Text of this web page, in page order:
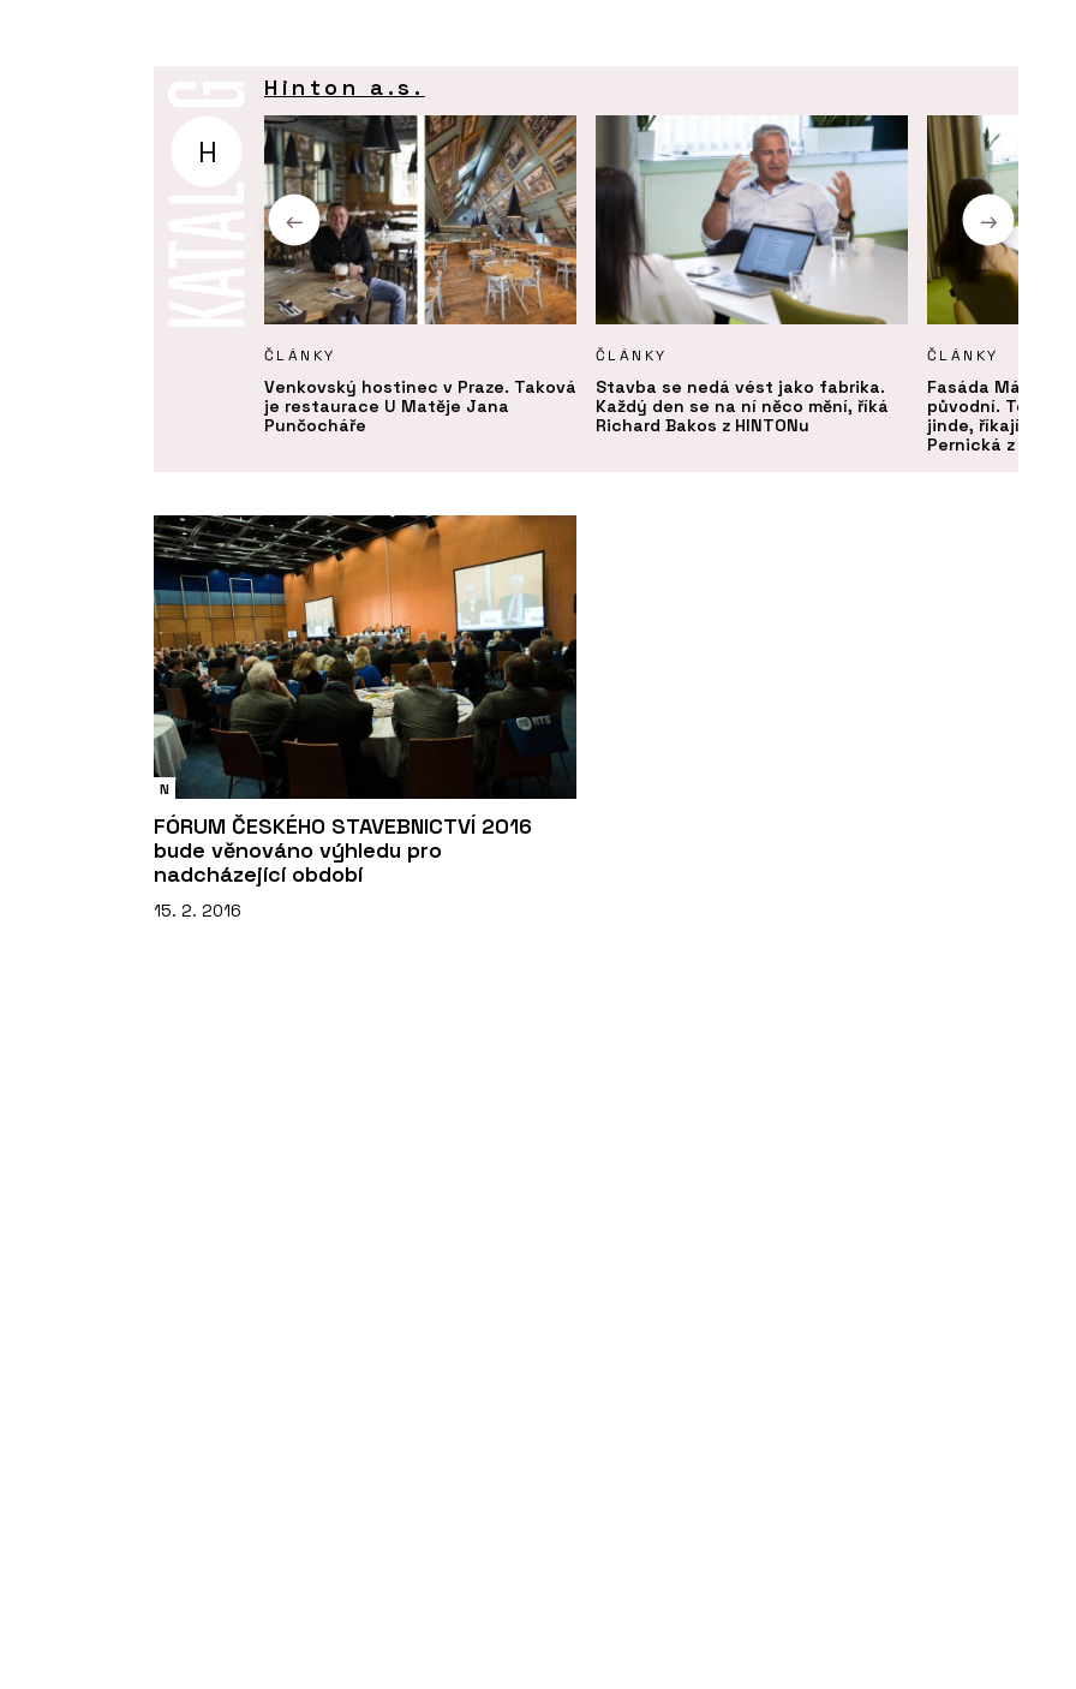
H
Hinton a.s.
ČLÁNKY
Venkovský hostinec v Praze. Taková
je restaurace U Matěje Jana
Punčocháře
ČLÁNKY
Stavba se nedá vést jako fabrika.
Každý den se na ní něco mění, říká
Richard Bakos z HINTONu
ČLÁNKY
Fasáda Máje
původní.
jinde, říkají Jan
Pernická z
N
FÓRUM ČESKÉHO STAVEBNICTVÍ 2016
bude věnováno výhledu pro
nadcházející období
15. 2. 2016